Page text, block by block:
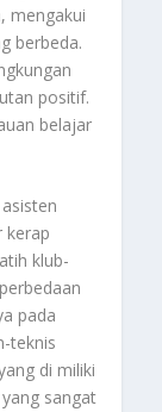
mengakui
berbeda.
positif.
belajar
kerap
klub-
pada
teknis
di miliki
sangat